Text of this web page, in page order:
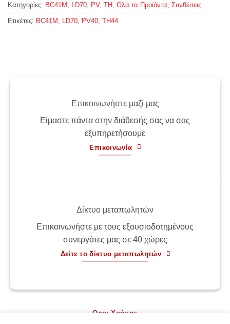
Κατηγορίες: BC41M LD70 PV, TH Ολα τα Προϊόντα Συνθέσεις
Ετικέτες: BC41M LD70 PV40 TH44
Επικοινωνήστε μαζί μας
Είμαστε πάντα στην διάθεσής σας να σας
εξυπηρετήσουμε
Επικοινωνία
Δίκτυο μεταπωλητών
Επικοινωνήστε με τους εξουσιοδοτημένους
συνεργάτες μας σε 40 χώρες
Δείτε το δίκτυο μεταπωλητών
Οροι Χρήσης